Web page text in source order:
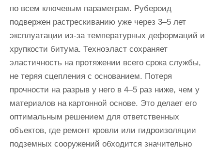
по всем ключевым параметрам. Рубероид
подвержен растрескиванию уже через 3–5 лет
эксплуатации из-за температурных деформаций и
хрупкости битума. Техноэласт сохраняет
эластичность на протяжении всего срока службы,
не теряя сцепления с основанием. Потеря
прочности на разрыв у него в 4–5 раз ниже, чем у
материалов на картонной основе. Это делает его
оптимальным решением для ответственных
объектов, где ремонт кровли или гидроизоляции
подземных сооружений обходится значительно